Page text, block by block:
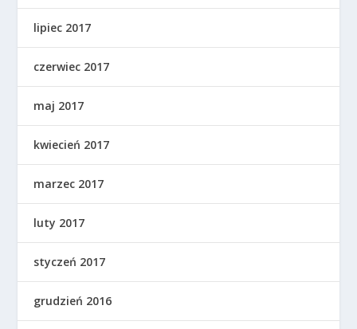
lipiec 2017
czerwiec 2017
maj 2017
kwiecień 2017
marzec 2017
luty 2017
styczeń 2017
grudzień 2016